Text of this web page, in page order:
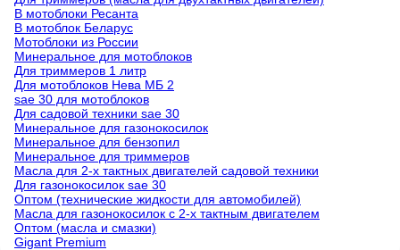
В мотоблоки Ресанта
В мотоблок Беларус
Мотоблоки из России
Минеральное для мотоблоков
Для триммеров 1 литр
Для мотоблоков Нева МБ 2
sae 30 для мотоблоков
Для садовой техники sae 30
Минеральное для газонокосилок
Минеральное для бензопил
Минеральное для триммеров
Масла для 2-х тактных двигателей садовой техники
Для газонокосилок sae 30
Оптом (технические жидкости для автомобилей)
Масла для газонокосилок с 2-х тактным двигателем
Оптом (масла и смазки)
Gigant Premium